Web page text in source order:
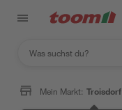
Mein Markt: Troisdorf